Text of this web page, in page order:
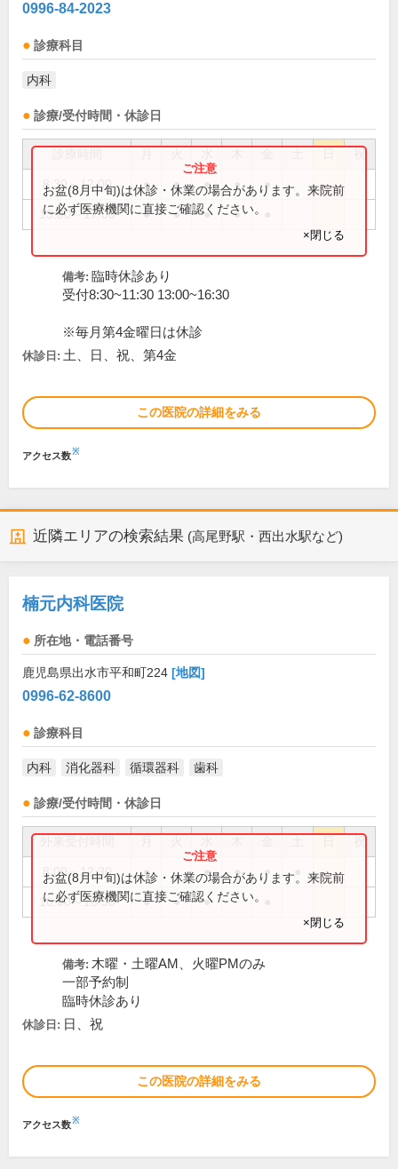
0996-84-2023
診療科目
内科
診療/受付時間・休診日
祝
8:30～12:00 ● ● ● ● ●
13:00～17:00 ● ● ● ●
お盆(8月中旬)は休診・休業の場合があります。来院前
に必ず医療機関に直接ご確認ください。
×閉じる
備考: 臨時休診あり
受付8:30~11:30 13:00~16:30
※毎月第4金曜日は休診
休診日: 土、日、祝、第4金
この医院の詳細をみる
アクセス数※
近隣エリアの検索結果 (高尾野駅・西出水駅など)
楠元内科医院
所在地・電話番号
鹿児島県出水市平和町224 [地図]
0996-62-8600
診療科目
内科 消化器科 循環器科 歯科
診療/受付時間・休診日
祝
8:00～12:30 ● ● ● ●
16:00～18:30 ● ● ●
お盆(8月中旬)は休診・休業の場合があります。来院前
に必ず医療機関に直接ご確認ください。
×閉じる
備考: 木曜・土曜AM、火曜PMのみ
一部予約制
臨時休診あり
休診日: 日、祝
この医院の詳細をみる
アクセス数※